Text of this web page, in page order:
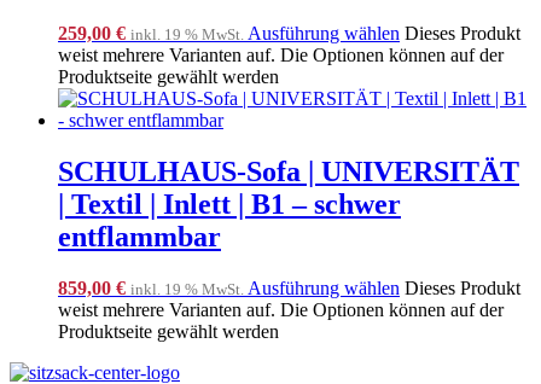
259,00 € inkl. 19 % MwSt. Ausführung wählen Dieses Produkt
weist mehrere Varianten auf. Die Optionen können auf der
Produktseite gewählt werden
SCHULHAUS-Sofa | UNIVERSITÄT
| Textil | Inlett | B1 – schwer
entflammbar
859,00 € inkl. 19 % MwSt. Ausführung wählen Dieses Produkt
weist mehrere Varianten auf. Die Optionen können auf der
Produktseite gewählt werden